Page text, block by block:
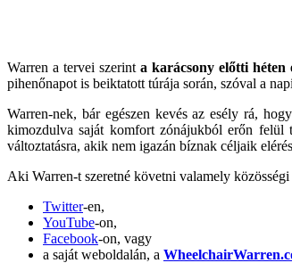
Warren a tervei szerinta karácsony előtti
pihenőnapot is beiktatott túrája során, szóval a
Warren-nek, bár egészen kevés az esély rá,
kimozdulva saját komfort zónájukból erőn felül
változtatásra, akik nem igazán bíznak céljaik
Aki Warren-t szeretné követni valamely
Twitter-en,
YouTube-on,
Facebook-on, vagy
a saját weboldalán, a